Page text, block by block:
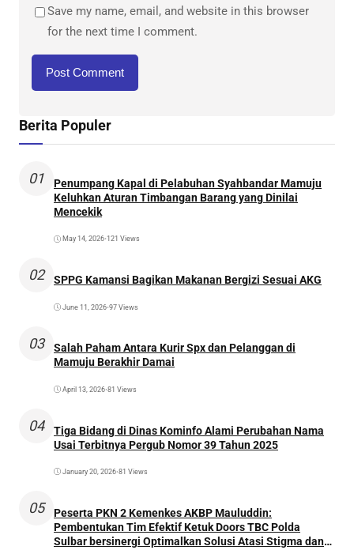
Save my name, email, and website in this browser
for the next time I comment.
Berita Populer
01
Penumpang Kapal di Pelabuhan Syahbandar Mamuju
Keluhkan Aturan Timbangan Barang yang Dinilai
Mencekik
May 14, 2026•121 Views
02 SPPG Kamansi Bagikan Makanan Bergizi Sesuai AKG
June 11, 2026•97 Views
03
Salah Paham Antara Kurir Spx dan Pelanggan di
Mamuju Berakhir Damai
April 13, 2026•81 Views
04
Tiga Bidang di Dinas Kominfo Alami Perubahan Nama
Usai Terbitnya Pergub Nomor 39 Tahun 2025
January 20, 2026•81 Views
05
Peserta PKN 2 Kemenkes AKBP Mauluddin:
Pembentukan Tim Efektif Ketuk Doors TBC Polda
Sulbar bersinergi Optimalkan Solusi Atasi Stigma dan